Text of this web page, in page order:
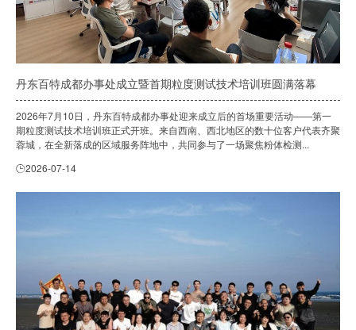
丹东百特成都办事处成立暨首期粒度测试技术培训班圆满落幕
2026年7月10日，丹东百特成都办事处迎来成立后的首场重要活动——第一
期粒度测试技术培训班正式开班。来自西南、西北地区的数十位客户代表齐聚
蓉城，在全新落成的区域服务阵地中，共同参与了一场聚焦粉体检测...
2026-07-14